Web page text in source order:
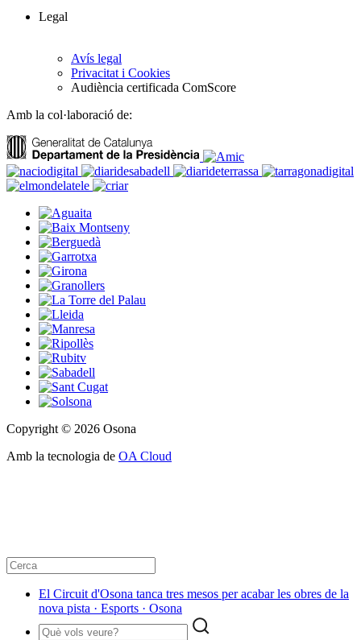
Legal
Avís legal
Privacitat i Cookies
Audiència certificada ComScore
Amb la col·laboració de:
Copyright © 2026 Osona
Amb la tecnologia de OA Cloud
El Circuit d'Osona tanca tres mesos per acabar les obres de la
nova pista · Esports · Osona